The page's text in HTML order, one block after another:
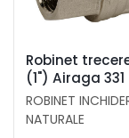
Robinet
(1") Airaga 331
ROBINET
NATURALE